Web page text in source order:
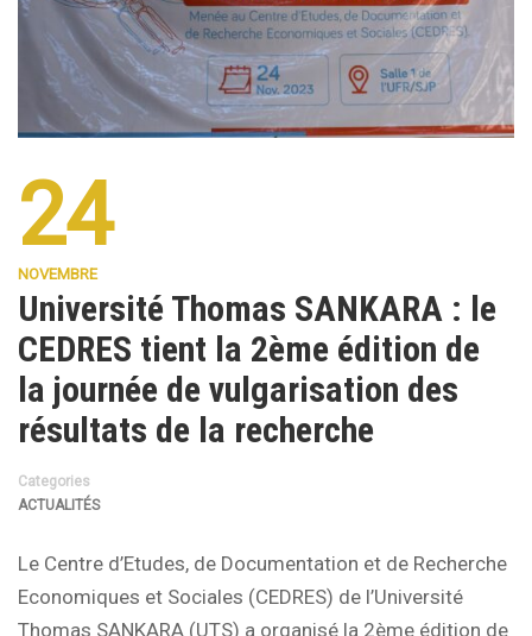
24
NOVEMBRE
Université Thomas SANKARA : le
CEDRES tient la 2ème édition de
la journée de vulgarisation des
résultats de la recherche
Categories
ACTUALITÉS
Le Centre d’Etudes, de Documentation et de Recherche
Economiques et Sociales (CEDRES) de l’Université
Thomas SANKARA (UTS) a organisé la 2ème édition de